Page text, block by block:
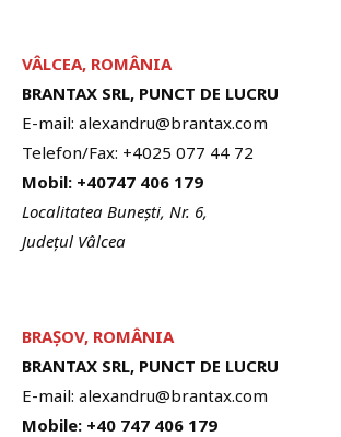
VÂLCEA, ROMÂNIA
BRANTAX SRL, PUNCT DE LUCRU
E-mail: alexandru@brantax.com
Telefon/Fax: +4025 077 44 72
Mobil: +40747 406 179
Localitatea Bunești, Nr. 6,
Județul Vâlcea
BRAȘOV, ROMÂNIA
BRANTAX SRL, PUNCT DE LUCRU
E-mail: alexandru@brantax.com
Mobile: +40 747 406 179